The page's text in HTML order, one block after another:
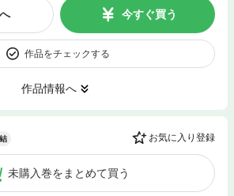
今すぐ買う
作品をチェックする
作品情報へ
お気に入り登録
未購入巻をまとめて買う